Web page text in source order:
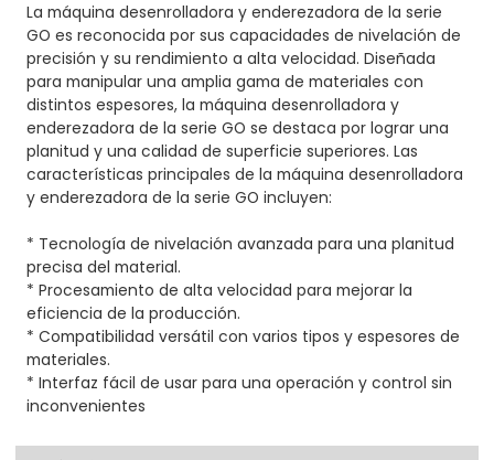
La máquina desenrolladora y enderezadora de la serie
GO es reconocida por sus capacidades de nivelación de
precisión y su rendimiento a alta velocidad. Diseñada
para manipular una amplia gama de materiales con
distintos espesores, la máquina desenrolladora y
enderezadora de la serie GO se destaca por lograr una
planitud y una calidad de superficie superiores. Las
características principales de la máquina desenrolladora
y enderezadora de la serie GO incluyen:
* Tecnología de nivelación avanzada para una planitud
precisa del material.
* Procesamiento de alta velocidad para mejorar la
eficiencia de la producción.
* Compatibilidad versátil con varios tipos y espesores de
materiales.
* Interfaz fácil de usar para una operación y control sin
inconvenientes